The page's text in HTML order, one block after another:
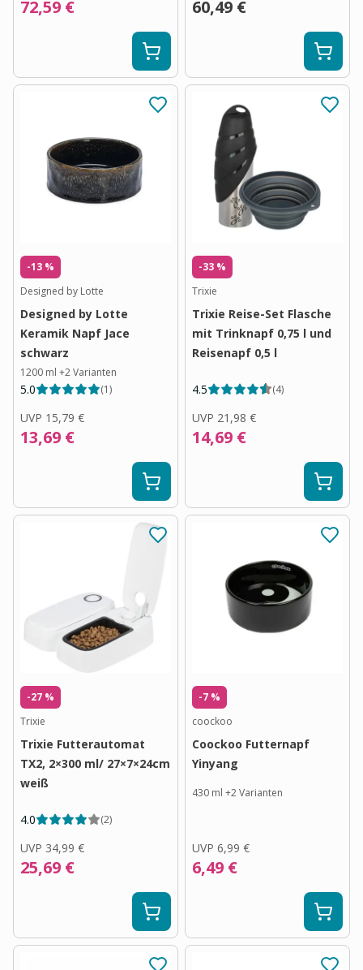
72,59 € 60,49 €
-13 %
Designed by Lotte
Designed by Lotte
Keramik Napf Jace
schwarz
1200 ml +2Varianten
5.0 (1)
UVP 15,79 €
13,69 €
-33 %
Trixie
Trixie Reise-Set Flasche
mit Trinknapf 0,75 l und
Reisenapf 0,5 l
4.5 (4)
UVP 21,98 €
14,69 €
-27 %
Trixie
Trixie Futterautomat
TX2, 2×300 ml/ 27×7×24cm
weiß
4.0 (2)
UVP 34,99 €
25,69 €
-7 %
coockoo
Coockoo Futternapf
Yinyang
430 ml +2Varianten
UVP 6,99 €
6,49 €